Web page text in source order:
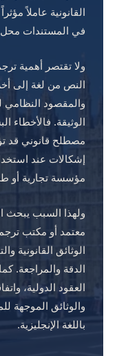
القانونية عاملاً
في المستندات محل
ولا تقتصر أهمية
النص من لغة إلى
والمقصود النظامي
الوثيقة. فالأخطاء
مصطلح قانوني قد
إشكالات عند
مؤسسة تجارية أو
ولهذا السبب يبحث
معتمد أو مكتب
الوثائق القانونية
الدقة والمراجعة.
العقود الدولية،
والوثائق الموجهة
باللغة الإنجليزية.